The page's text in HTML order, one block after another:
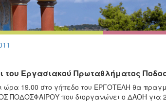
του Εργασιακού Πρωταθλήματος
ώρα 19.00 στο γήπεδο του ΕΡΓΟΤΕΛΗ θα
ΠΟΔΟΣΦΑΙΡΟΥ που διοργανώνει ο ΔΑΟΗ για